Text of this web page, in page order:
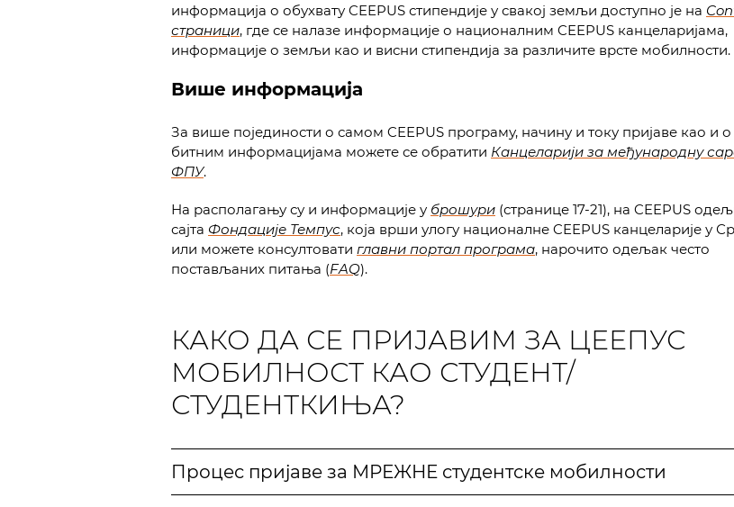
информација о обухвату CEEPUS стипендије у свакој земљи доступно је на
страници, где се налазе информације о националним CEEPUS канцеларијама,
информације о земљи као и висни стипендија за различите врсте мобилности.
Више информација
За више појединости о самом CEEPUS програму, начину и току пријаве као и
битним информацијама можете се обратити Канцеларији за међународну
ФПУ.
На располагању су и информације у брошури (странице 17-21), на CEEPUS
сајта Фондације Темпус, која врши улогу националне CEEPUS канцеларије у
или можете консултовати главни портал програма, нарочито одељак често
постављаних питања (FAQ).
КАКО ДА СЕ ПРИЈАВИМ ЗА ЦЕЕПУС
МОБИЛНОСТ КАО СТУДЕНТ/
СТУДЕНТКИЊА?
Процес пријаве за МРЕЖНЕ студентске мобилности